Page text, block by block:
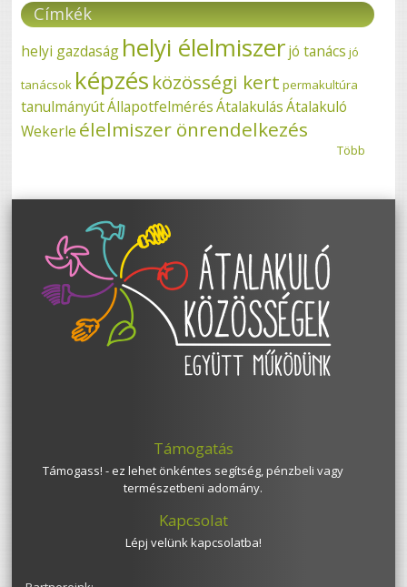
Címkék
helyi gazdaság helyi élelmiszerjó tanács jó
tanácsok képzés közösségi kert permakultúra
tanulmányútÁllapotfelmérés Átalakulás Átalakuló
Wekerle élelmiszer önrendelkezés
Több
Támogatás
Támogass! - ez lehet önkéntes segítség, pénzbeli vagy
természetbeni adomány.
Kapcsolat
Lépj velünk kapcsolatba!